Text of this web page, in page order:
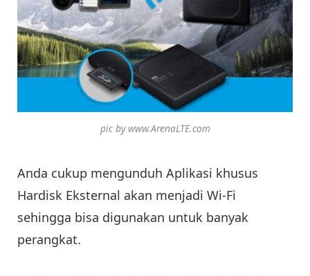
pic by www.ArenaLTE.com
Anda cukup mengunduh Aplikasi khusus
Hardisk Eksternal akan menjadi Wi-Fi
sehingga bisa digunakan untuk banyak
perangkat.